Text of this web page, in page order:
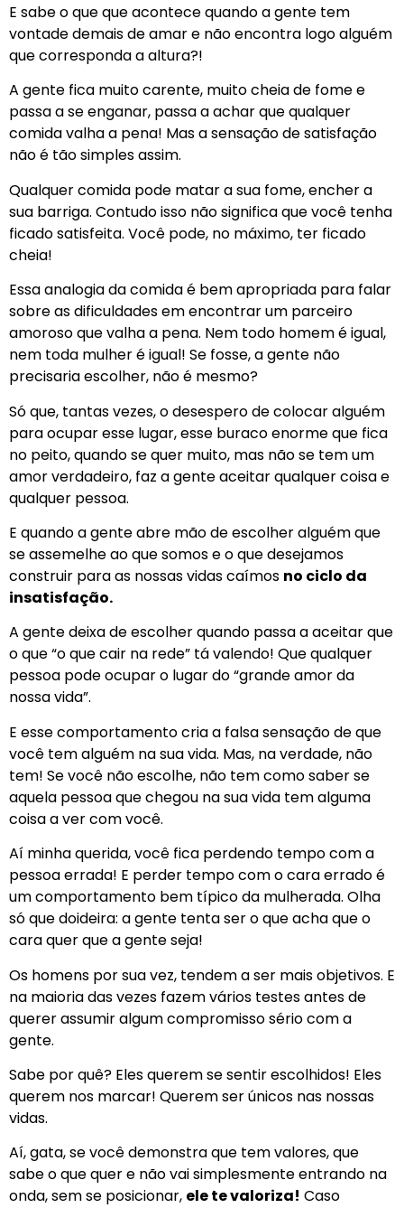
E sabe o que que acontece quando a gente tem
vontade demais de amar e não encontra logo alguém
que corresponda a altura?!
A gente fica muito carente, muito cheia de fome e
passa a se enganar, passa a achar que qualquer
comida valha a pena! Mas a sensação de satisfação
não é tão simples assim.
Qualquer comida pode matar a sua fome, encher a
sua barriga. Contudo isso não significa que você tenha
ficado satisfeita. Você pode, no máximo, ter ficado
cheia!
Essa analogia da comida é bem apropriada para falar
sobre as dificuldades em encontrar um parceiro
amoroso que valha a pena. Nem todo homem é igual,
nem toda mulher é igual! Se fosse, a gente não
precisaria escolher, não é mesmo?
Só que, tantas vezes, o desespero de colocar alguém
para ocupar esse lugar, esse buraco enorme que fica
no peito, quando se quer muito, mas não se tem um
amor verdadeiro, faz a gente aceitar qualquer coisa e
qualquer pessoa.
E quando a gente abre mão de escolher alguém que
se assemelhe ao que somos e o que desejamos
construir para as nossas vidas caímos no ciclo da
insatisfação.
A gente deixa de escolher quando passa a aceitar que
o que “o que cair na rede” tá valendo! Que qualquer
pessoa pode ocupar o lugar do “grande amor da
nossa vida”.
E esse comportamento cria a falsa sensação de que
você tem alguém na sua vida. Mas, na verdade, não
tem! Se você não escolhe, não tem como saber se
aquela pessoa que chegou na sua vida tem alguma
coisa a ver com você.
Aí minha querida, você fica perdendo tempo com a
pessoa errada! E perder tempo com o cara errado é
um comportamento bem típico da mulherada. Olha
só que doideira: a gente tenta ser o que acha que o
cara quer que a gente seja!
Os homens por sua vez, tendem a ser mais objetivos. E
na maioria das vezes fazem vários testes antes de
querer assumir algum compromisso sério com a
gente.
Sabe por quê? Eles querem se sentir escolhidos! Eles
querem nos marcar! Querem ser únicos nas nossas
vidas.
Aí, gata, se você demonstra que tem valores, que
sabe o que quer e não vai simplesmente entrando na
onda, sem se posicionar, ele te valoriza! Caso